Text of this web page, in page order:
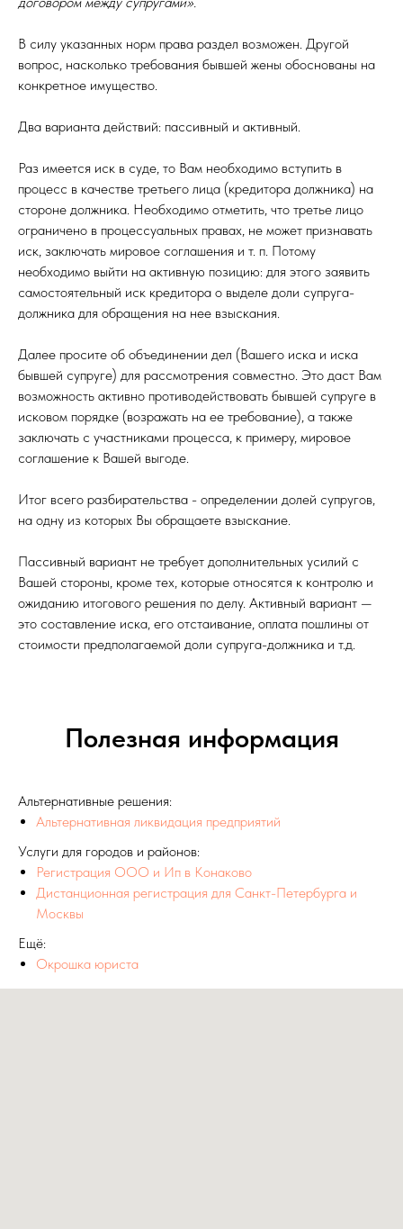
В силу указанных норм права раздел возможен. Другой
вопрос, насколько требования бывшей жены обоснованы на
конкретное имущество.
Два варианта действий: пассивный и активный.
Раз имеется иск в суде, то Вам необходимо вступить в
процесс в качестве третьего лица (кредитора должника) на
стороне должника. Необходимо отметить, что третье лицо
ограничено в процессуальных правах, не может признавать
иск, заключать мировое соглашения и т. п. Потому
необходимо выйти на активную позицию: для этого заявить
самостоятельный иск кредитора о выделе доли супруга-
должника для обращения на нее взыскания.
Далее просите об объединении дел (Вашего иска и иска
бывшей супруге) для рассмотрения совместно. Это даст Вам
возможность активно противодействовать бывшей супруге в
исковом порядке (возражать на ее требование), а также
заключать с участниками процесса, к примеру, мировое
соглашение к Вашей выгоде.
Итог всего разбирательства - определении долей супругов,
на одну из которых Вы обращаете взыскание.
Пассивный вариант не требует дополнительных усилий с
Вашей стороны, кроме тех, которые относятся к контролю и
ожиданию итогового решения по делу. Активный вариант —
это составление иска, его отстаивание, оплата пошлины от
стоимости предполагаемой доли супруга-должника и т.д.
Полезная информация
Альтернативные решения:
Альтернативная ликвидация предприятий
Услуги для городов и районов:
Регистрация ООО и Ип в Конаково
Дистанционная регистрация для Санкт-Петербурга и
Москвы
Ещё:
Окрошка юриста